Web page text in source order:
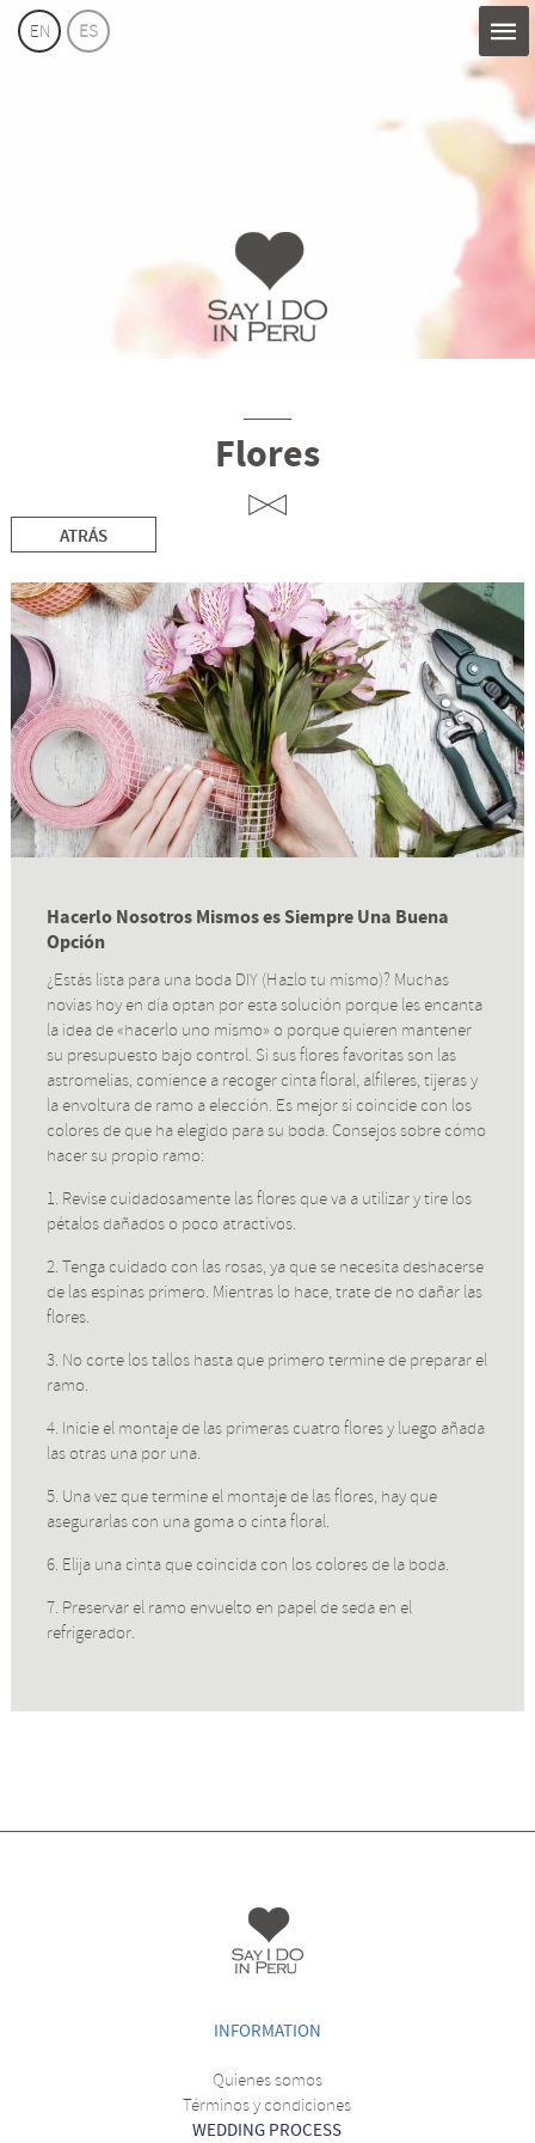
Say
EN ES
Flores
ATRÁS
Hacerlo Nosotros Mismos es Siempre Una Buena
Opción
¿Estás lista para una boda DIY (Hazlo tu mismo)? Muchas
novias hoy en día optan por esta solución porque les encanta
la idea de «hacerlo uno mismo» o porque quieren mantener
su presupuesto bajo control. Si sus flores favoritas son las
astromelias, comience a recoger cinta floral, alfileres, tijeras y
la envoltura de ramo a elección. Es mejor si coincide con los
colores de que ha elegido para su boda. Consejos sobre cómo
hacer su propio ramo:
1. Revise cuidadosamente las flores que va a utilizar y tire los
pétalos dañados o poco atractivos.
2. Tenga cuidado con las rosas, ya que se necesita deshacerse
de las espinas primero. Mientras lo hace, trate de no dañar las
flores.
3. No corte los tallos hasta que primero termine de preparar el
ramo.
4. Inicie el montaje de las primeras cuatro flores y luego añada
las otras una por una.
5. Una vez que termine el montaje de las flores, hay que
asegurarlas con una goma o cinta floral.
6. Elija una cinta que coincida con los colores de la boda.
7. Preservar el ramo envuelto en papel de seda en el
refrigerador.
INFORMATION
Quienes somos
Términos y condiciones
WEDDING PROCESS